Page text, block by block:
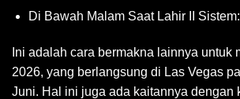
Di Bawah Malam Saat Lahir II
Ini adalah cara bermakna lainnya untuk
2026, yang berlangsung di Las Vegas
Juni. Hal ini juga ada kaitannya dengan